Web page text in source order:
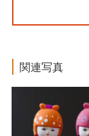
関連写真